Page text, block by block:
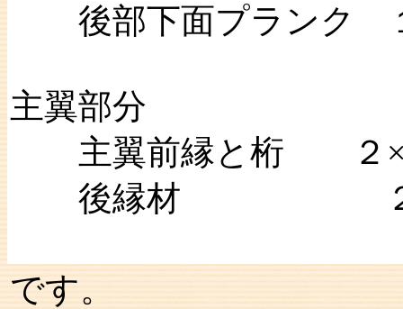
後部下面プランク
主翼部分
主翼前縁と桁 ２×
後縁材 ２×３
です。